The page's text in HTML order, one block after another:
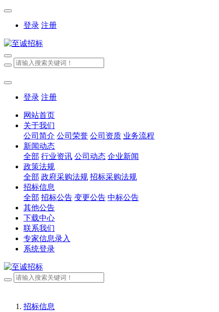
登录 注册
登录 注册
网站首页
关于我们
公司简介 公司荣誉 公司资质 业务流程
新闻动态
全部 行业资讯 公司动态 企业新闻
政策法规
全部 政府采购法规 招标采购法规
招标信息
全部 招标公告 变更公告 中标公告
其他公告
下载中心
联系我们
专家信息录入
系统登录
招标信息